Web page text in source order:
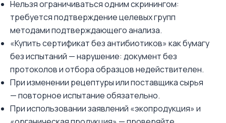
Нельзя ограничиваться одним скринингом:
требуется подтверждение целевых групп
методами подтверждающего анализа.
«Купить сертификат без антибиотиков» как бумагу
без испытаний — нарушение: документ без
протоколов и отбора образцов недействителен.
При изменении рецептуры или поставщика сырья
— повторное испытание обязательно.
При использовании заявлений «экопродукция» и